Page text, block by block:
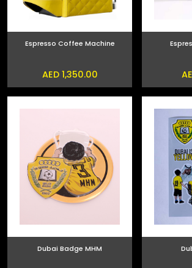
Espresso Coffee Machine
AED 1,350.00
Dubai Badge MHM